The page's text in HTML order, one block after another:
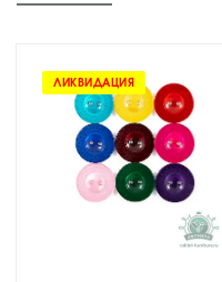
ЛИКВИДАЦИЯ